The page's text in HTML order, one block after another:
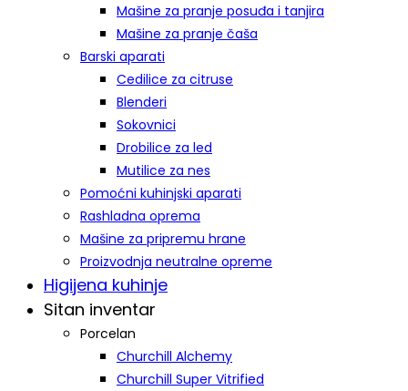
Mašine za pranje posuđa i tanjira
Mašine za pranje čaša
Barski aparati
Cedilice za citruse
Blenderi
Sokovnici
Drobilice za led
Mutilice za nes
Pomoćni kuhinjski aparati
Rashladna oprema
Mašine za pripremu hrane
Proizvodnja neutralne opreme
Higijena kuhinje
Sitan inventar
Porcelan
Churchill Alchemy
Churchill Super Vitrified